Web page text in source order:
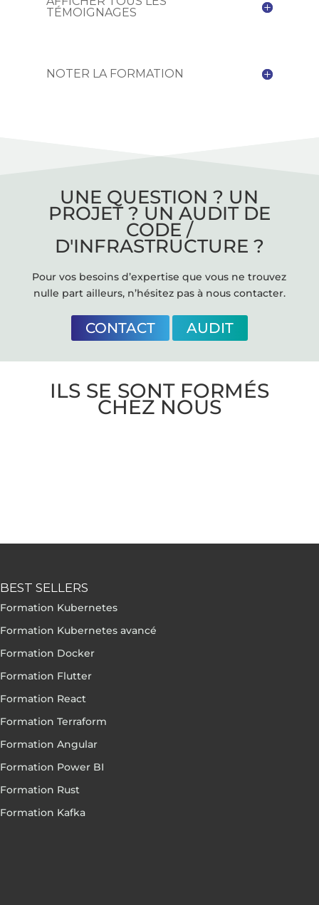
TÉMOIGNAGES
NOTER LA FORMATION
UNE QUESTION ? UN
PROJET ? UN AUDIT DE
CODE /
D'INFRASTRUCTURE ?
Pour vos besoins d’expertise que vous ne trouvez
nulle part ailleurs, n’hésitez pas à nous contacter.
CONTACT AUDIT
ILS SE SONT FORMÉS
CHEZ NOUS
BEST SELLERS
Formation Kubernetes
Formation Kubernetes avancé
Formation Docker
Formation Flutter
Formation React
Formation Terraform
Formation Angular
Formation Power BI
Formation Rust
Formation Kafka